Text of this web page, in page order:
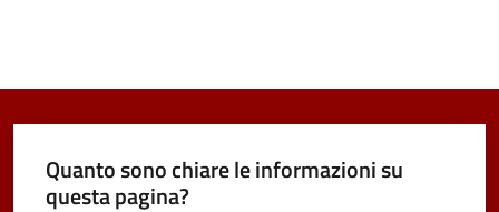
Quanto sono chiare le informazioni su
questa pagina?